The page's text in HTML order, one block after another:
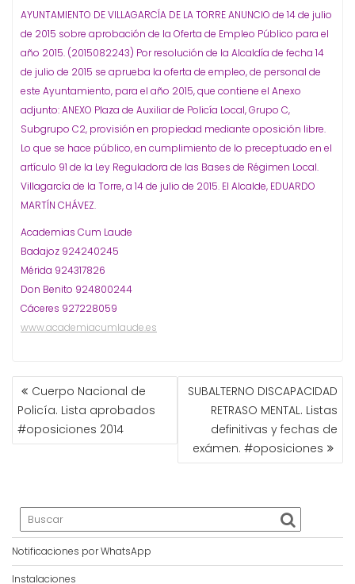
AYUNTAMIENTO DE VILLAGARCÍA DE LA TORRE ANUNCIO de 14 de julio
de 2015 sobre aprobación de la Oferta de Empleo Público para el
año 2015. (2015082243) Por resolución de la Alcaldía de fecha 14
de julio de 2015 se aprueba la oferta de empleo, de personal de
este Ayuntamiento, para el año 2015, que contiene el Anexo
adjunto: ANEXO Plaza de Auxiliar de Policía Local, Grupo C,
Subgrupo C2, provisión en propiedad mediante oposición libre.
Lo que se hace público, en cumplimiento de lo preceptuado en el
artículo 91 de la Ley Reguladora de las Bases de Régimen Local.
Villagarcía de la Torre, a 14 de julio de 2015. El Alcalde, EDUARDO
MARTÍN CHÁVEZ.
Academias Cum Laude
Badajoz 924240245
Mérida 924317826
Don Benito 924800244
Cáceres 927228059
www.academiacumlaude.es
NAVEGACIÓN
DE
ENTRADAS
Cuerpo Nacional de
Policía. Lista aprobados
#oposiciones 2014
SUBALTERNO DISCAPACIDAD
RETRASO MENTAL. Listas
definitivas y fechas de
exámen. #oposiciones
Notificaciones por WhatsApp
Instalaciones